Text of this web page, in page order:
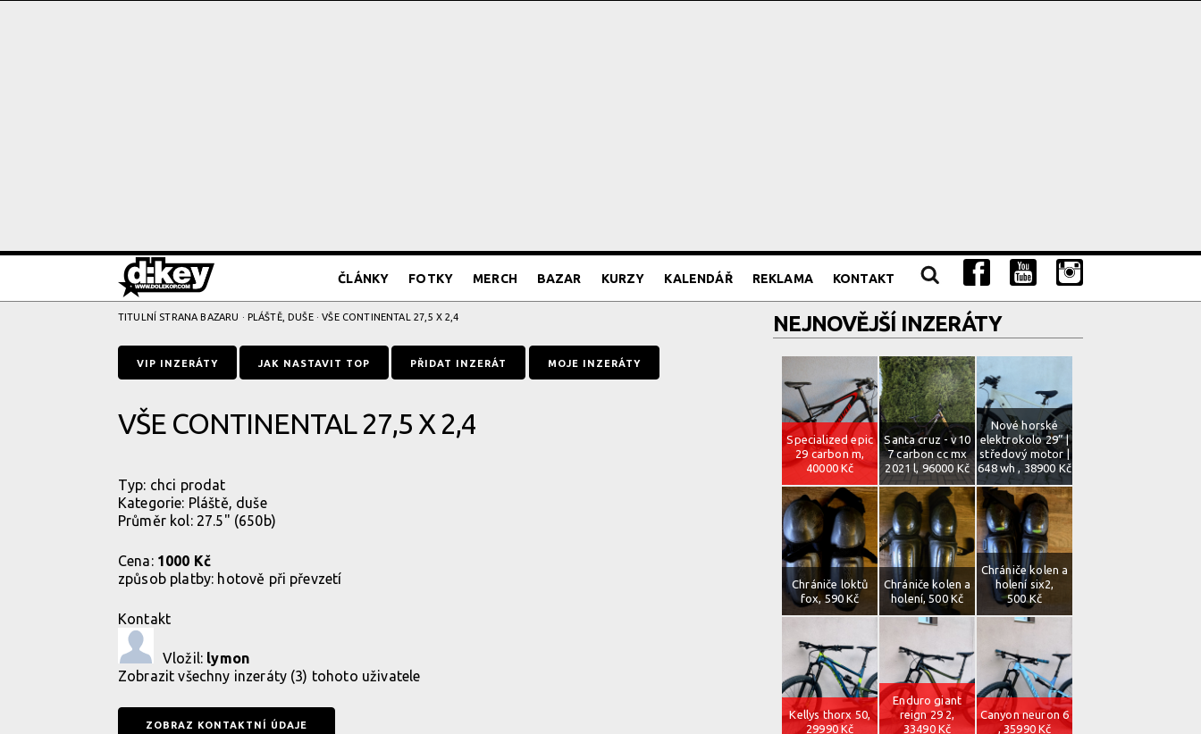
ČLÁNKY FOTKY MERCH BAZAR KURZY KALENDÁŘ REKLAMA KONTAKT
TITULNÍ STRANA BAZARU · PLÁŠTĚ, DUŠE· VŠE CONTINENTAL 27,5 X 2,4
VIP INZERÁTY JAK NASTAVIT TOP PŘIDAT INZERÁT MOJE INZERÁTY
VŠE CONTINENTAL 27,5 X 2,4
Typ: chci prodat
Kategorie: Pláště, duše
Průměr kol: 27.5" (650b)
Cena: 1000 Kč
způsob platby: hotově při převzetí
Kontakt
Vložil: lymon
Zobrazitvšechny inzeráty (3) tohoto uživatele
NEJNOVĚJŠÍ INZERÁTY
Specialized epic
29 carbon m,
40000 Kč
Santa cruz - v10
7 carbon cc mx
2021 l, 96000 Kč
Nové horské
elektrokolo 29” |
středový motor |
648 wh , 38900 Kč
Chrániče loktů
fox, 590 Kč
Chrániče kolen a
holení, 500 Kč
Chrániče kolen a
holení six2,
500 Kč
Kellys thorx 50,
29990 Kč
Enduro giant
reign 29 2,
33490 Kč
Canyon neuron 6
, 35990 Kč